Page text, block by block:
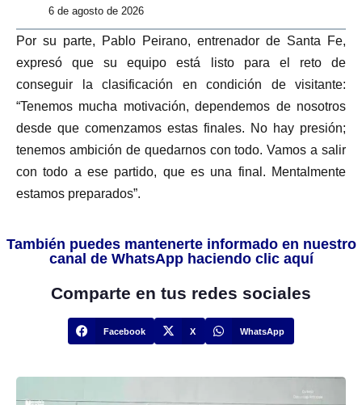
6 de agosto de 2026
Por su parte, Pablo Peirano, entrenador de Santa Fe,
expresó que su equipo está listo para el reto de
conseguir la clasificación en condición de visitante:
“Tenemos mucha motivación, dependemos de nosotros
desde que comenzamos estas finales. No hay presión;
tenemos ambición de quedarnos con todo. Vamos a salir
con todo a ese partido, que es una final. Mentalmente
estamos preparados”.
También puedes mantenerte informado en nuestro
canal de WhatsApp haciendo clic aquí
Comparte en tus redes sociales
Facebook X WhatsApp